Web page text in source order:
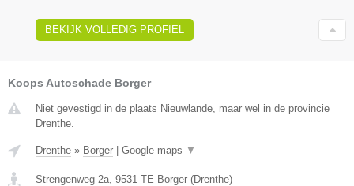
BEKIJK VOLLEDIG PROFIEL
Koops Autoschade Borger
Niet gevestigd in de plaats Nieuwlande, maar wel in de provincie
Drenthe.
Drenthe » Borger | Google maps ▼
Strengenweg 2a 9531 TE Borger (Drenthe)